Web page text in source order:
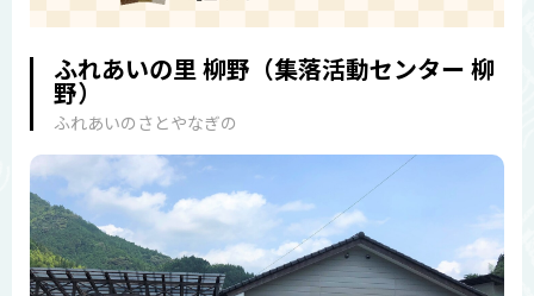
ふれあいの里 柳野（集落活動センター 柳
野）
ふれあいのさとやなぎの